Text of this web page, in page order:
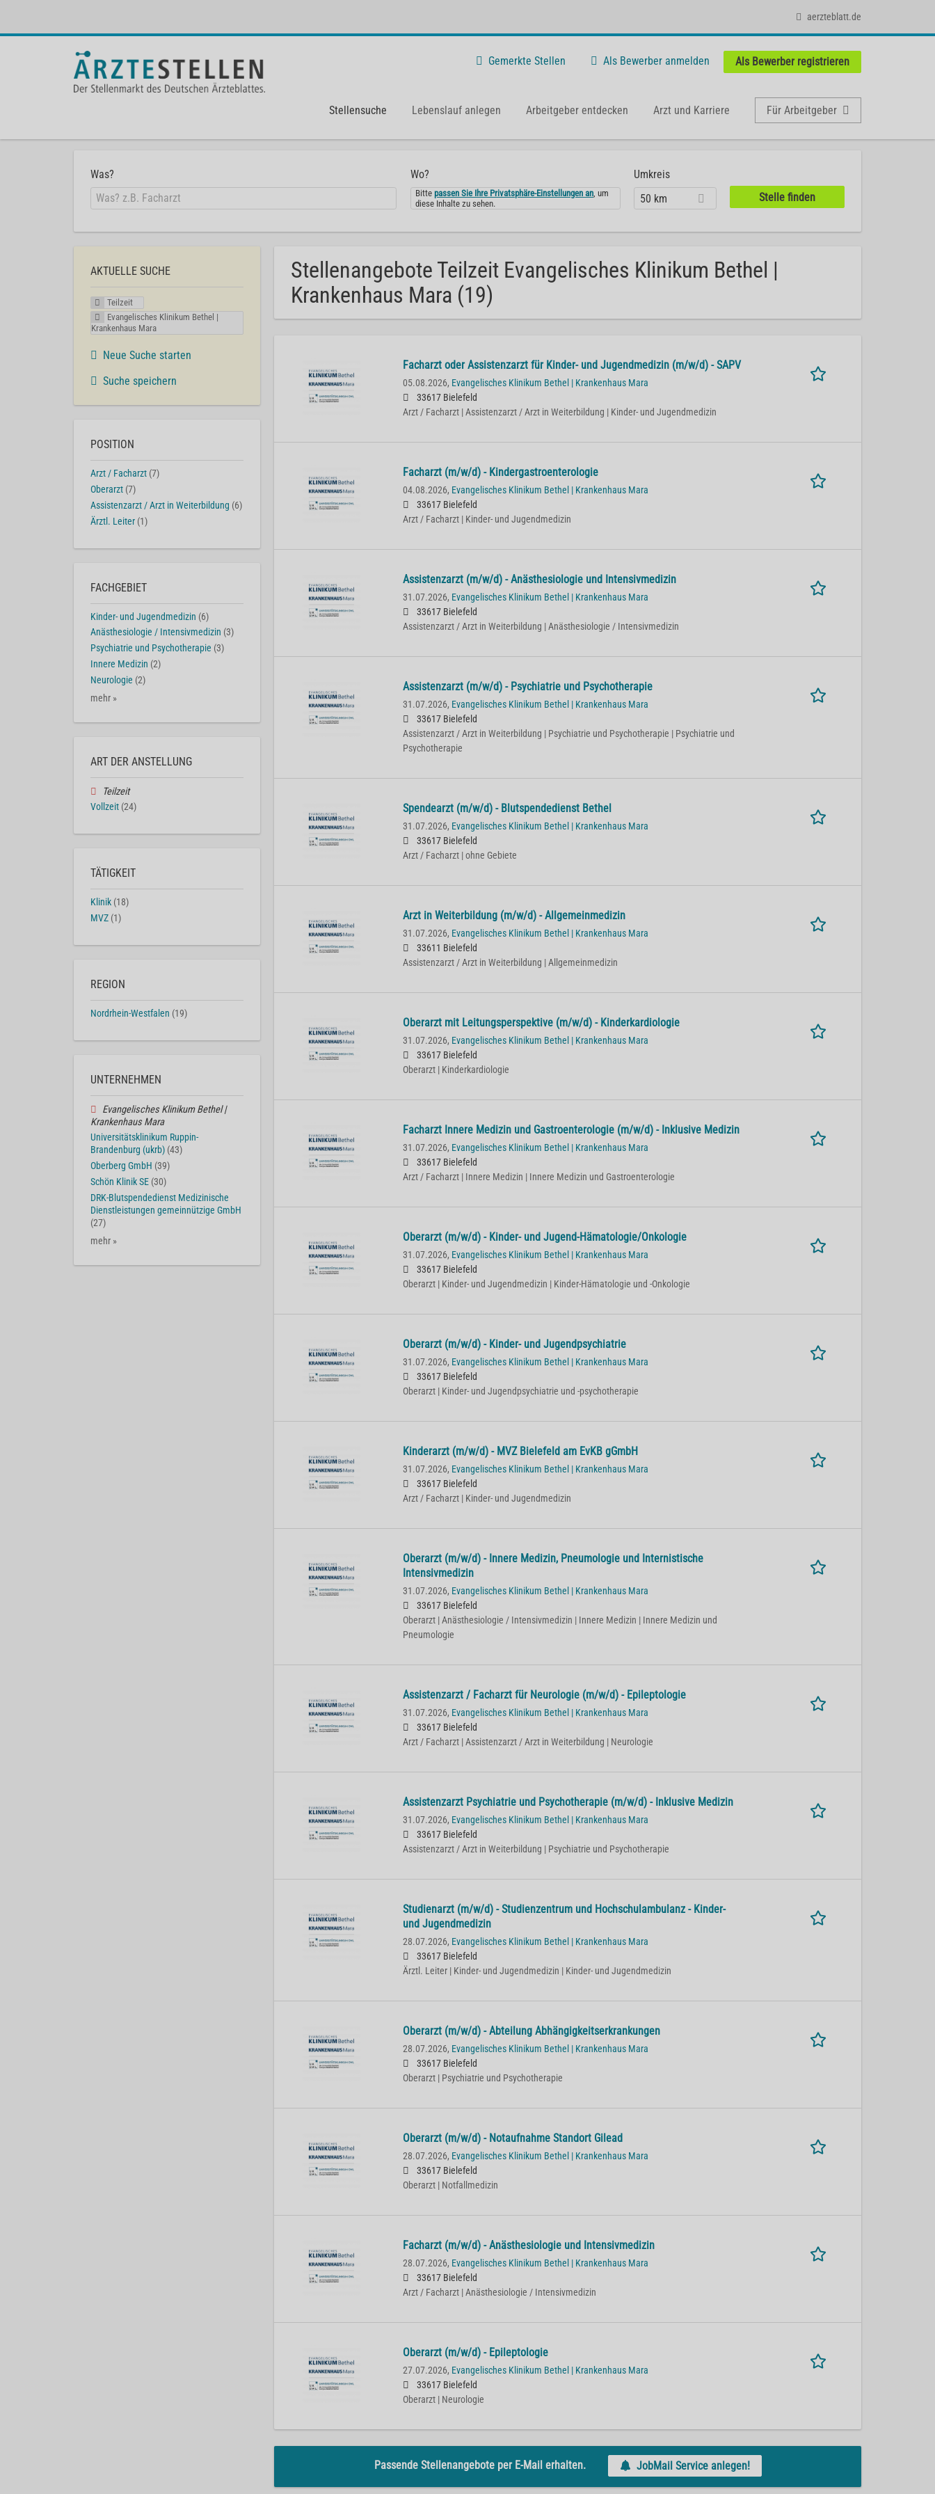
aerzteblatt.de
Gemerkte Stellen Als Bewerber anmelden Als Bewerber registrieren
Stellensuche Lebenslauf anlegen Arbeitgeber entdecken Arzt und Karriere Für Arbeitgeber
Was? Wo?
Bittepassen Sie Ihre Privatsphäre-Einstellungen an, um
diese Inhalte zu sehen.
Umkreis
50 km
Stellenangebote Teilzeit Evangelisches Klinikum Bethel |
Krankenhaus Mara (19)
Facharzt oder Assistenzarzt für Kinder- und Jugendmedizin (m/w/d) - SAPV
05.08.2026, Evangelisches Klinikum Bethel | Krankenhaus Mara
33617 Bielefeld
Arzt / Facharzt | Assistenzarzt / Arzt in Weiterbildung | Kinder- und Jugendmedizin
Facharzt (m/w/d) - Kindergastroenterologie
04.08.2026, Evangelisches Klinikum Bethel | Krankenhaus Mara
33617 Bielefeld
Arzt / Facharzt | Kinder- und Jugendmedizin
Assistenzarzt (m/w/d) - Anästhesiologie und Intensivmedizin
31.07.2026, Evangelisches Klinikum Bethel | Krankenhaus Mara
33617 Bielefeld
Assistenzarzt / Arzt in Weiterbildung | Anästhesiologie / Intensivmedizin
Assistenzarzt (m/w/d) - Psychiatrie und Psychotherapie
31.07.2026, Evangelisches Klinikum Bethel | Krankenhaus Mara
33617 Bielefeld
Assistenzarzt / Arzt in Weiterbildung | Psychiatrie und Psychotherapie | Psychiatrie und
Psychotherapie
Spendearzt (m/w/d) - Blutspendedienst Bethel
31.07.2026, Evangelisches Klinikum Bethel | Krankenhaus Mara
33617 Bielefeld
Arzt / Facharzt | ohne Gebiete
Arzt in Weiterbildung (m/w/d) - Allgemeinmedizin
31.07.2026, Evangelisches Klinikum Bethel | Krankenhaus Mara
33611 Bielefeld
Assistenzarzt / Arzt in Weiterbildung | Allgemeinmedizin
Oberarzt mit Leitungsperspektive (m/w/d) - Kinderkardiologie
31.07.2026, Evangelisches Klinikum Bethel | Krankenhaus Mara
33617 Bielefeld
Oberarzt | Kinderkardiologie
Facharzt Innere Medizin und Gastroenterologie (m/w/d) - Inklusive Medizin
31.07.2026, Evangelisches Klinikum Bethel | Krankenhaus Mara
33617 Bielefeld
Arzt / Facharzt | Innere Medizin | Innere Medizin und Gastroenterologie
Oberarzt (m/w/d) - Kinder- und Jugend-Hämatologie/Onkologie
31.07.2026, Evangelisches Klinikum Bethel | Krankenhaus Mara
33617 Bielefeld
Oberarzt | Kinder- und Jugendmedizin | Kinder-Hämatologie und -Onkologie
Oberarzt (m/w/d) - Kinder- und Jugendpsychiatrie
31.07.2026, Evangelisches Klinikum Bethel | Krankenhaus Mara
33617 Bielefeld
Oberarzt | Kinder- und Jugendpsychiatrie und -psychotherapie
Kinderarzt (m/w/d) - MVZ Bielefeld am EvKB gGmbH
31.07.2026, Evangelisches Klinikum Bethel | Krankenhaus Mara
33617 Bielefeld
Arzt / Facharzt | Kinder- und Jugendmedizin
Oberarzt (m/w/d) - Innere Medizin, Pneumologie und Internistische
Intensivmedizin
31.07.2026, Evangelisches Klinikum Bethel | Krankenhaus Mara
33617 Bielefeld
Oberarzt | Anästhesiologie / Intensivmedizin | Innere Medizin | Innere Medizin und
Pneumologie
Assistenzarzt / Facharzt für Neurologie (m/w/d) - Epileptologie
31.07.2026, Evangelisches Klinikum Bethel | Krankenhaus Mara
33617 Bielefeld
Arzt / Facharzt | Assistenzarzt / Arzt in Weiterbildung | Neurologie
Assistenzarzt Psychiatrie und Psychotherapie (m/w/d) - Inklusive Medizin
31.07.2026, Evangelisches Klinikum Bethel | Krankenhaus Mara
33617 Bielefeld
Assistenzarzt / Arzt in Weiterbildung | Psychiatrie und Psychotherapie
Studienarzt (m/w/d) - Studienzentrum und Hochschulambulanz - Kinder-
und Jugendmedizin
28.07.2026, Evangelisches Klinikum Bethel | Krankenhaus Mara
33617 Bielefeld
Ärztl. Leiter | Kinder- und Jugendmedizin | Kinder- und Jugendmedizin
Oberarzt (m/w/d) - Abteilung Abhängigkeitserkrankungen
28.07.2026, Evangelisches Klinikum Bethel | Krankenhaus Mara
33617 Bielefeld
Oberarzt | Psychiatrie und Psychotherapie
Oberarzt (m/w/d) - Notaufnahme Standort Gilead
28.07.2026, Evangelisches Klinikum Bethel | Krankenhaus Mara
33617 Bielefeld
Oberarzt | Notfallmedizin
Facharzt (m/w/d) - Anästhesiologie und Intensivmedizin
28.07.2026, Evangelisches Klinikum Bethel | Krankenhaus Mara
33617 Bielefeld
Arzt / Facharzt | Anästhesiologie / Intensivmedizin
Oberarzt (m/w/d) - Epileptologie
27.07.2026, Evangelisches Klinikum Bethel | Krankenhaus Mara
33617 Bielefeld
Oberarzt | Neurologie
Passende Stellenangebote per E-Mail erhalten. JobMail Service anlegen!
AKTUELLE SUCHE
Teilzeit
Evangelisches Klinikum Bethel |
Krankenhaus Mara
Neue Suche starten
Suche speichern
POSITION
Arzt / Facharzt (7)
Oberarzt (7)
Assistenzarzt / Arzt in Weiterbildung (6)
Ärztl. Leiter (1)
FACHGEBIET
Kinder- und Jugendmedizin (6)
Anästhesiologie / Intensivmedizin (3)
Psychiatrie und Psychotherapie (3)
Innere Medizin (2)
Neurologie (2)
mehr »
ART DER ANSTELLUNG
Teilzeit
Vollzeit (24)
TÄTIGKEIT
Klinik (18)
MVZ (1)
REGION
Nordrhein-Westfalen (19)
UNTERNEHMEN
Evangelisches Klinikum Bethel |
Krankenhaus Mara
Universitätsklinikum Ruppin-
Brandenburg (ukrb) (43)
Oberberg GmbH (39)
Schön Klinik SE (30)
DRK-Blutspendedienst Medizinische
Dienstleistungen gemeinnützige GmbH
(27)
mehr »